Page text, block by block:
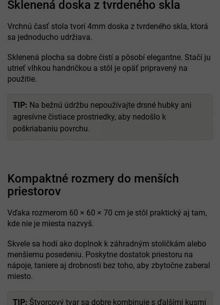
Sklenená doska z tvrdeného skla
Vrchnú časť stola tvorí 4mm doska z tvrdeného skla, ktorá
sa jednoducho udržiava.
Sklenená plocha sa dobre čistí a pôsobí elegantne. Stačí ju
utrieť vlhkou handričkou a stôl je opäť pripravený na
použitie.
TIP: Na bežnú údržbu nepoužívajte drsné hubky ani
agresívne čistiace prostriedky, aby nedošlo k
poškriabaniu povrchu.
Kompaktné rozmery do menších
priestorov
Vďaka rozmerom 60 × 60 × 70 cm je stôl praktický aj tam,
kde nie je miesta nazvyš.
Skvele sa hodí ako doplnok k záhradným stoličkám alebo
menšiemu posedeniu. Poskytne dostatok priestoru na
nápoje, taniere aj drobnosti bez toho, aby zbytočne zaberal
miesto.
TIP: Štvorcový tvar sa dobre kombinuje s ďalšími kusmi